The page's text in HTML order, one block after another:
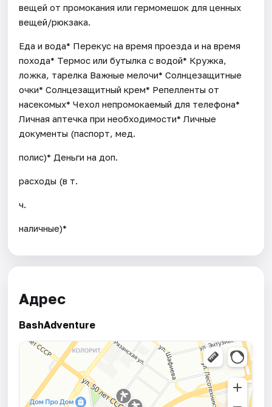
вещей от промокания или гермомешок для ценных
вещей/рюкзака.
Еда и вода* Перекус на время проезда и на время
похода* Термос или бутылка с водой* Кружка,
ложка, тарелка Важные мелочи* Солнцезащитные
очки* Солнцезащитный крем* Репелленты от
насекомых* Чехол непромокаемый для телефона*
Личная аптечка при необходимости* Личные
документы (паспорт, мед.
полис)* Деньги на доп.
расходы (в т.
ч.
наличные)*
Адрес
BashAdventure